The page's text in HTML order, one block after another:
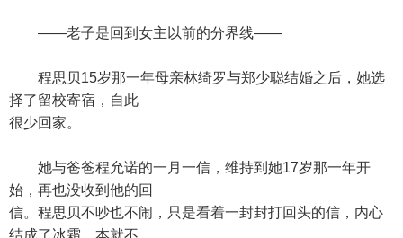
——老子是回到女主以前的分界线——
程思贝15岁那一年母亲林绮罗与郑少聪结婚之后，她选
择了留校寄宿，自此
很少回家。
她与爸爸程允诺的一月一信，维持到她17岁那一年开
始，再也没收到他的回
信。程思贝不吵也不闹，只是看着一封封打回头的信，内心
结成了冰霜。本就不